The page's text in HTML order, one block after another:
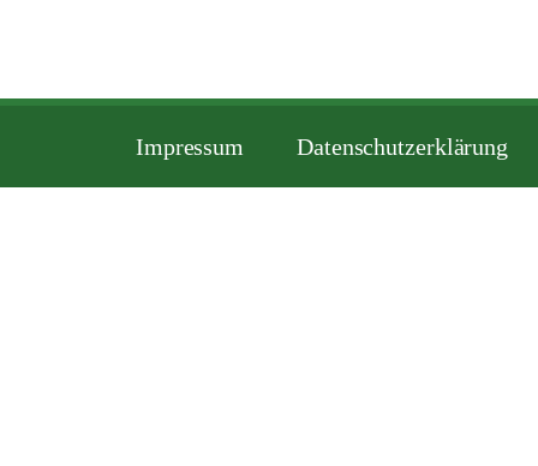
Impressum Datenschutzerklärung